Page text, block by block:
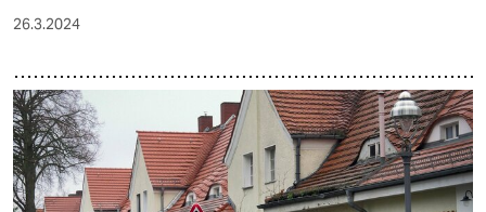
26.3.2024